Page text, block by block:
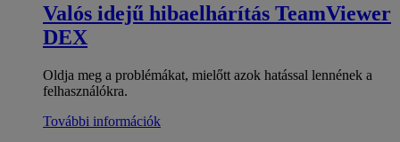
Valós idejű hibaelhárítás TeamViewer
DEX
Oldja meg a problémákat, mielőtt azok hatással lennének a
felhasználókra.
További információk